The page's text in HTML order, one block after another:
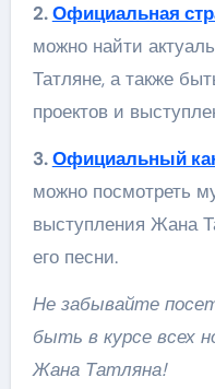
2.Официальная
можно найти
Татляне, а также
проектов и
3.Официальный
можно посмотреть
выступления Жана
его песни.
Не забывайте
быть в курсе всех
Жана Татляна!